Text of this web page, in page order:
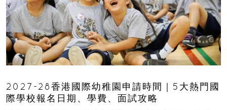
2027-28香港國際幼稚園申請時間｜5大熱門國
際學校報名日期、學費、面試攻略